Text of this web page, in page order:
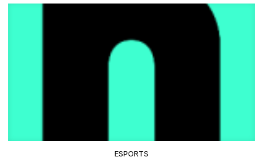
ESPORTS